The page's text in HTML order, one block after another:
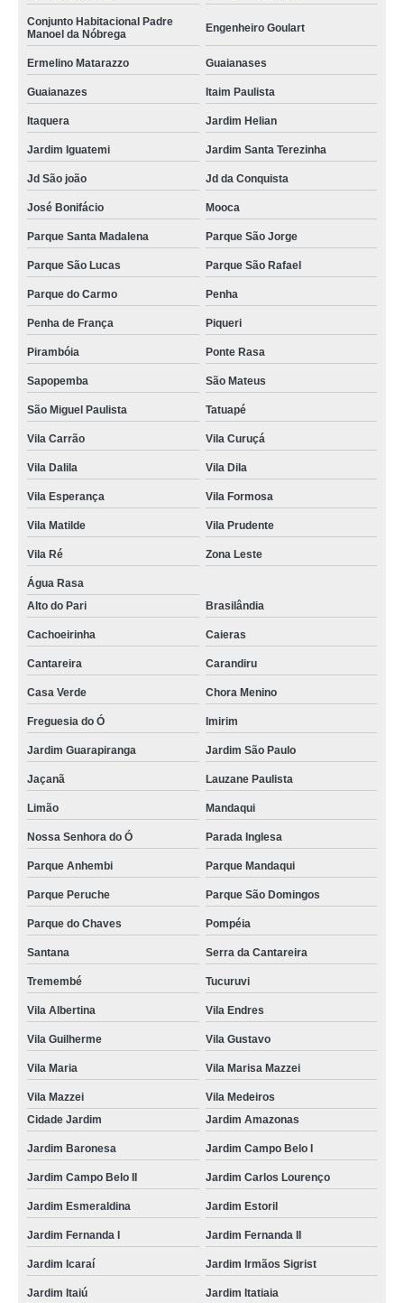
Conjunto Habitacional Padre
Manoel da Nóbrega
Engenheiro Goulart
Ermelino Matarazzo Guaianases
Guaianazes Itaim Paulista
Itaquera Jardim Helian
Jardim Iguatemi Jardim Santa Terezinha
Jd São joão Jd da Conquista
José Bonifácio Mooca
Parque Santa Madalena Parque São Jorge
Parque São Lucas Parque São Rafael
Parque do Carmo Penha
Penha de França Piqueri
Pirambóia Ponte Rasa
Sapopemba São Mateus
São Miguel Paulista Tatuapé
Vila Carrão Vila Curuçá
Vila Dalila Vila Dila
Vila Esperança Vila Formosa
Vila Matilde Vila Prudente
Vila Ré Zona Leste
Água Rasa
Alto do Pari
Brasilândia
Cachoeirinha Caieras
Cantareira Carandiru
Casa Verde Chora Menino
Freguesia do Ó Imirim
Jardim Guarapiranga Jardim São Paulo
Jaçanã Lauzane Paulista
Limão Mandaqui
Nossa Senhora do Ó Parada Inglesa
Parque Anhembi Parque Mandaqui
Parque Peruche Parque São Domingos
Parque do Chaves Pompéia
Santana Serra da Cantareira
Tremembé Tucuruvi
Vila Albertina Vila Endres
Vila Guilherme Vila Gustavo
Vila Maria Vila Marisa Mazzei
Vila Mazzei
Vila Medeiros
Cidade Jardim
Jardim Amazonas
Jardim Baronesa Jardim Campo Belo I
Jardim Campo Belo II Jardim Carlos Lourenço
Jardim Esmeraldina Jardim Estoril
Jardim Fernanda I Jardim Fernanda II
Jardim Icaraí Jardim Irmãos Sigrist
Jardim Itaiú Jardim Itatiaia